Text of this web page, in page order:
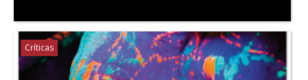
Críticas